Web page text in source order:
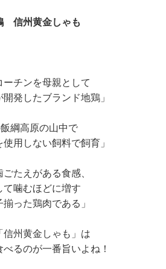
信州黄金しゃも
ーチンを母親として
発したブランド地鶏」
綱高原の山中で
用しない飼料で飼育」
たえがある食感、
噛むほどに増す
った鶏肉である」
信州黄金しゃも」は
るのが一番旨いよね！